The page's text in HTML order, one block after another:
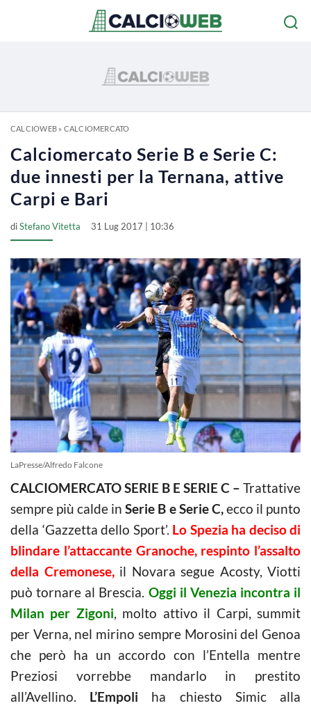
CALCIOWEB» CALCIOMERCATO
Calciomercato Serie B e Serie C:
due innesti per la Ternana, attive
Carpi e Bari
diStefano Vitetta 31 Lug 2017 | 10:36
LaPresse/Alfredo Falcone
CALCIOMERCATO SERIE B E SERIE C – Trattative
sempre più calde inSerie B e Serie C,ecco il punto
della ‘Gazzetta dello Sport’. Lo Spezia ha deciso di
blindare l’attaccante Granoche, respinto l’assalto
della Cremonese,il Novara segue Acosty, Viotti
può tornare al Brescia. Oggi il Venezia incontra il
Milan per Zigoni, molto attivo il Carpi, summit
per Verna, nel mirino sempre Morosini del Genoa
che però ha un accordo con l’Entella mentre
Preziosi vorrebbe mandarlo in prestito
all’Avellino. L’Empoli ha chiesto Simic alla